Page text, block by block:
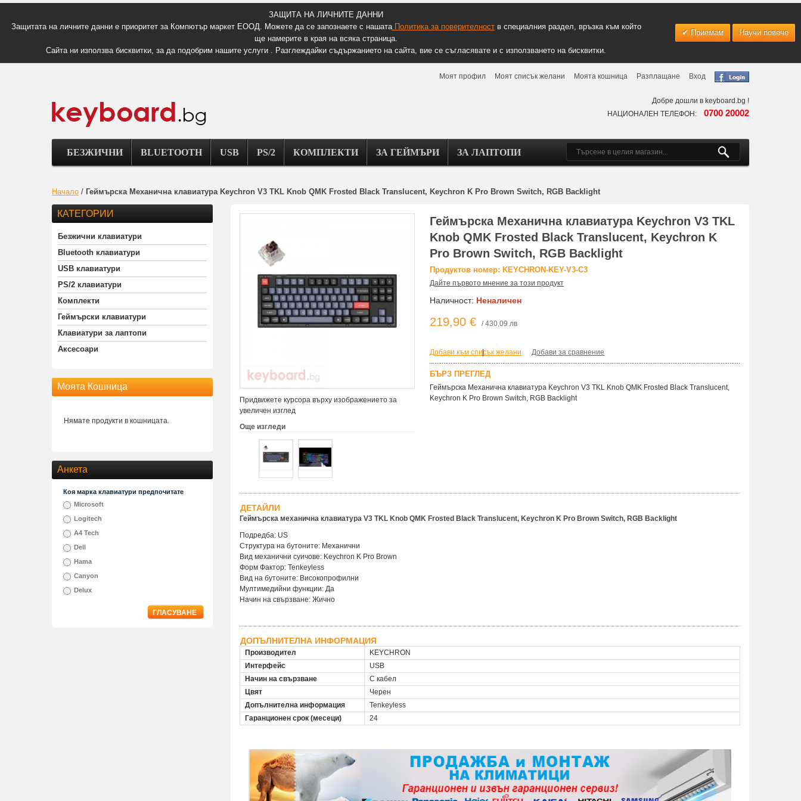
ЗАЩИТА НА ЛИЧНИТЕ ДАННИ
Защитата на личните данни е приоритет за Компютър маркет ЕООД. Можете да се запознаете с нашатаПолитика за поверителноств специалния раздел, връзка към който
ще намерите в края на всяка страница.
Сайта ни използва бисквитки, за да подобрим нашите услуги . Разглеждайки съдържанието на сайта, вие се съгласявате и с използването на бисквитки.
Приемам Научи повече
Моят профил Моят списък желани Моята кошница Разплащане Вход
Добре дошли в keyboard.bg !
НАЦИОНАЛЕН ТЕЛЕФОН: 0700 20002
БЕЗЖИЧНИ BLUETOOTH USB PS/2 КОМПЛЕКТИ ЗА ГЕЙМЪРИ ЗА ЛАПТОПИ
Начало / Геймърска Механична клавиатура Keychron V3 TKL Knob QMK Frosted Black Translucent, Keychron K Pro Brown Switch, RGB Backlight
Придвижете курсора върху изображението за
увеличен изглед
Още изгледи
Геймърска Механична клавиатура Keychron V3 TKL
Knob QMK Frosted Black Translucent, Keychron K
Pro Brown Switch, RGB Backlight
Продуктов номер: KEYCHRON-KEY-V3-C3
Дайте първото мнение за този продукт
Наличност: Неналичен
219,90 € / 430,09 лв
Добави към списък желани
| Добави за сравнение
БЪРЗ ПРЕГЛЕД
Геймърска Механична клавиатура Keychron V3 TKL Knob QMK Frosted Black Translucent,
Keychron K Pro Brown Switch, RGB Backlight
ДЕТАЙЛИ
Геймърска механична клавиатура V3 TKL Knob QMK Frosted Black Translucent, Keychron K Pro Brown Switch, RGB Backlight
Подредба: US
Структура на бутоните: Механични
Вид механични суичове: Keychron K Pro Brown
Форм Фактор: Tenkeyless
Вид на бутоните: Високопрофилни
Мултимедийни функции: Да
Начин на свързване: Жично
ДОПЪЛНИТЕЛНА ИНФОРМАЦИЯ
Производител
KEYCHRON
Интерфейс
USB
Начин на свързване
С кабел
Цвят
Черен
Допълнителна информация
Tenkeyless
Гаранционен срок (месеци)
24
КАТЕГОРИИ
Безжични клавиатури
Bluetooth клавиатури
USB клавиатури
PS/2 клавиатури
Комплекти
Геймърски клавиатури
Клавиатури за лаптопи
Аксесоари
Моята Кошница
Нямате продукти в кошницата.
Анкета
Коя марка клавиатури предпочитате
Microsoft
Logitech
A4 Tech
Dell
Hama
Canyon
Delux
ГЛАСУВАНЕ